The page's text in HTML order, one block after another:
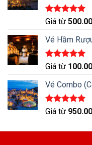
Được xếp
5 sao
Giá từ
Vé Hầm
Được xếp
5 sao
Giá từ
Vé Combo
Được xếp
Giá từ